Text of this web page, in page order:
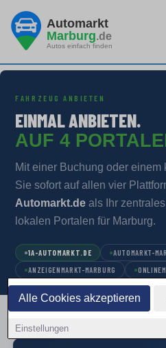
Alle Cookies akzeptieren
Einstellungen
Automarkt
Marburg.de
Autos einfach finden
FAHRZEUG ANBIETEN
EINMAL ANBIETEN.
AUF 4
Mit einer Buchung oder einem
Sie sofort auf allen vier
Automarkt.de als Ihr
lokalen Portalen für Marburg.
1A-AUTOMARKT.DE
AUTOMARKT-
ANZEIGENMARKT-MARBURG